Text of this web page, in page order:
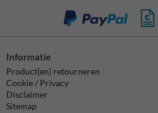
Informatie
Product(en) retourneren
Cookie / Privacy
Disclaimer
Sitemap